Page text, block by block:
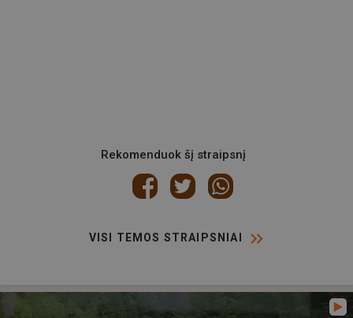
Rekomenduok šį straipsnį
VISI TEMOS STRAIPSNIAI